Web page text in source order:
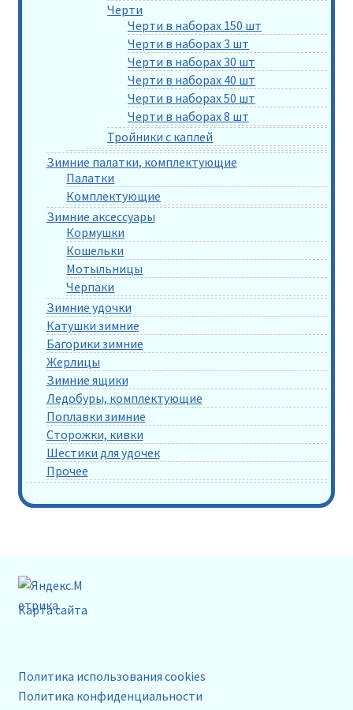
Черти
Черти в наборах 150 шт
Черти в наборах 3 шт
Черти в наборах 30 шт
Черти в наборах 40 шт
Черти в наборах 50 шт
Черти в наборах 8 шт
Тройники с каплей
Зимние палатки, комплектующие
Палатки
Комплектующие
Зимние аксессуары
Кормушки
Кошельки
Мотыльницы
Черпаки
Зимние удочки
Катушки зимние
Багорики зимние
Жерлицы
Зимние ящики
Ледобуры, комплектующие
Поплавки зимние
Сторожки, кивки
Шестики для удочек
Прочее
Карта сайта
Политика использования cookies
Политика конфиденциальности